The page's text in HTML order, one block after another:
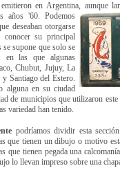
en Argentina, aunque
años '60. Podemos
deseaban otorgarse
su principal
supone que solo se
en las que algunas
Chubut, Jujuy, La
Santiago del Estero.
alguna en su ciudad
de municipios que utilizaron
variedad han tenido.
podríamos dividir esta
que tienen un dibujo o motivo
que tienen pegada una
lo llevan impreso sobre una